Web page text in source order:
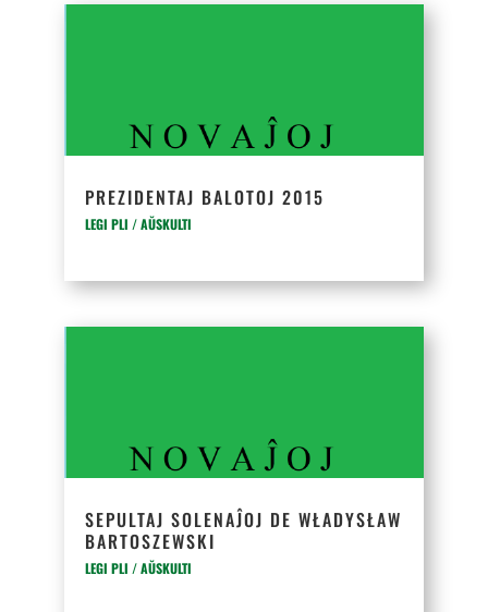
PREZIDENTAJ BALOTOJ 2015
LEGI PLI / AŬSKULTI
SEPULTAJ SOLENAĴOJ DE WŁADYSŁAW
BARTOSZEWSKI
LEGI PLI / AŬSKULTI